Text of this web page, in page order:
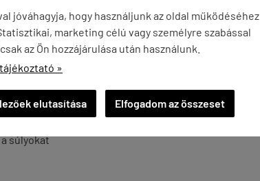
jóváhagyja, hogy használjunk az oldal működéséhez
marketing célú vagy személyre szabással
az Ön hozzájárulása után használunk.
»
elutasítása Elfogadom az összeset
súlyokat